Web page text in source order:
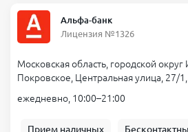
Альфа-банк
Лицензия №1326
Московская область, городской округ
Покровское, Центральная улица, 27/
ежедневно, 10:00–21:00
Прием наличных